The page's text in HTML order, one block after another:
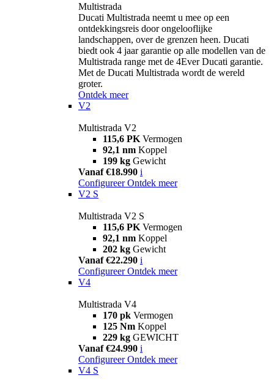
Multistrada
Ducati Multistrada neemt u mee op een
ontdekkingsreis door ongelooflijke
landschappen, over de grenzen heen. Ducati
biedt ook 4 jaar garantie op alle modellen van de
Multistrada range met de 4Ever Ducati garantie.
Met de Ducati Multistrada wordt de wereld
groter.
Ontdek meer
V2
Multistrada V2
115,6 PK Vermogen
92,1 nm Koppel
199 kg Gewicht
Vanaf €18.990 i
Configureer Ontdek meer
V2 S
Multistrada V2 S
115,6 PK Vermogen
92,1 nm Koppel
202 kg Gewicht
Vanaf €22.290 i
Configureer Ontdek meer
V4
Multistrada V4
170 pk Vermogen
125 Nm Koppel
229 kg GEWICHT
Vanaf €24.990 i
Configureer Ontdek meer
V4 S